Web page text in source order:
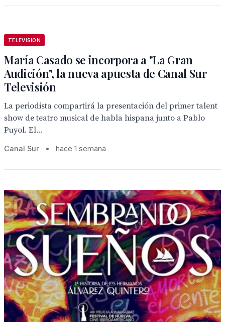
TELEVISION
María Casado se incorpora a "La Gran
Audición", la nueva apuesta de Canal Sur
Televisión
La periodista compartirá la presentación del primer talent
show de teatro musical de habla hispana junto a Pablo
Puyol. El...
Canal Sur • hace 1 semana